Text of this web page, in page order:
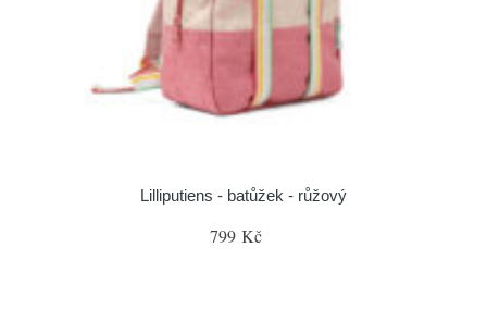
Lilliputiens - batůžek - růžový
799 Kč